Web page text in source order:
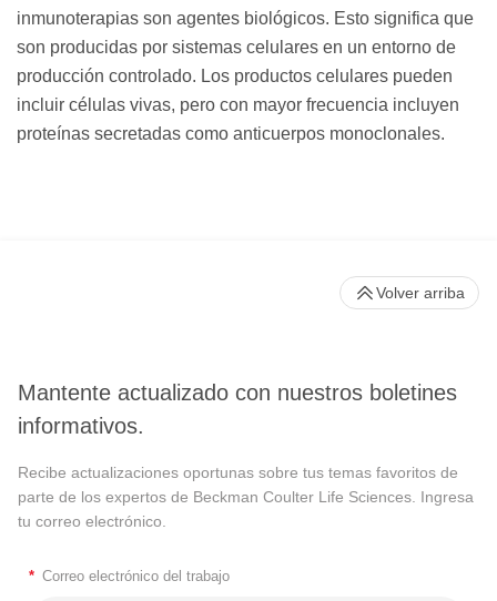
inmunoterapias son agentes biológicos. Esto significa que
son producidas por sistemas celulares en un entorno de
producción controlado. Los productos celulares pueden
incluir células vivas, pero con mayor frecuencia incluyen
proteínas secretadas como anticuerpos monoclonales.
Mantente actualizado con nuestros boletines
informativos.
Recibe actualizaciones oportunas sobre tus temas favoritos de
parte de los expertos de Beckman Coulter Life Sciences. Ingresa
tu correo electrónico.
* Correo electrónico del trabajo
Volver arriba